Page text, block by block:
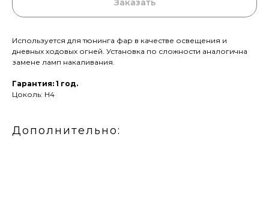
Заказать
Используется для тюнинга фар в качестве освещения и
дневных ходовых огней. Установка по сложности аналогична
замене ламп накаливания.
Гарантия: 1 год.
Цоколь: H4
Дополнительно: